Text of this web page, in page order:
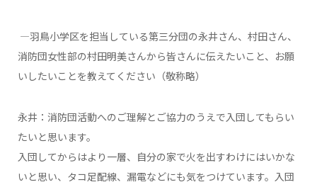
―羽鳥小学区を担当している第三分団の永井さん、村田さん、
消防団女性部の村田明美さんから皆さんに伝えたいこと、お願
いしたいことを教えてください（敬称略）
永井：消防団活動へのご理解とご協力のうえで入団してもらい
たいと思います。
入団してからはより一層、自分の家で火を出すわけにはいかな
いと思い、タコ足配線、漏電などにも気をつけています。入団